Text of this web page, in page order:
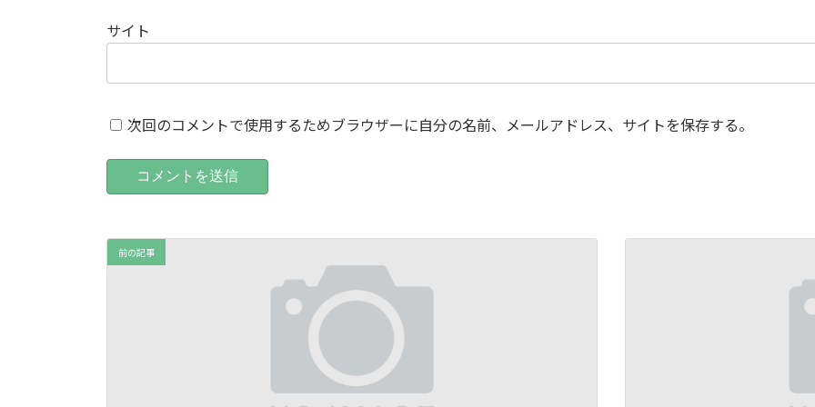
サイト
次回のコメントで使用するためブラウザーに自分の名前、メールアドレス、サイトを保存する。
前の記事